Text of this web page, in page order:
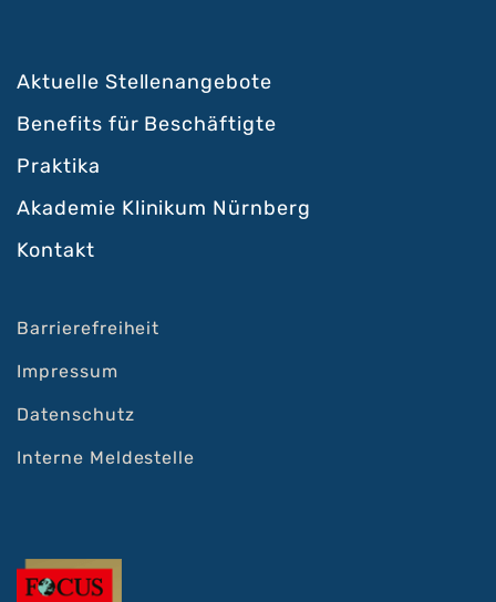
Aktuelle Stellenangebote
Benefits für Beschäftigte
Praktika
Akademie Klinikum Nürnberg
Kontakt
Barrierefreiheit
Impressum
Datenschutz
Interne Meldestelle